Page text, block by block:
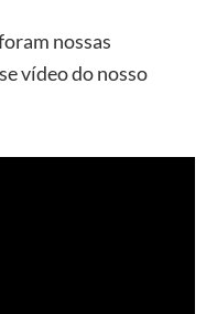
nossas
vídeo do nosso